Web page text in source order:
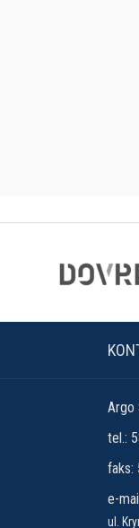
Argo
tel.:
faks:
e-
ul.